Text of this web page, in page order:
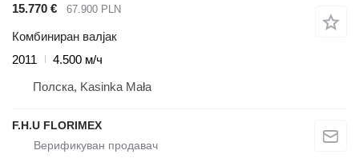
15.770 €
67.900 PLN
Комбиниран валјак
2011
4.500 м/ч
Полска, Kasinka Mała
F.H.U FLORIMEX